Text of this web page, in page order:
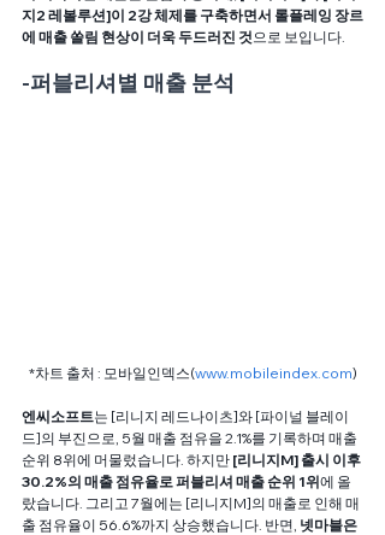
지2 레볼루션]이 2강 체제를 구축하면서 롤플레잉 장르
에 매출 쏠림 현상이 더욱 두드러진 것으로 보입니다.
-퍼블리셔별 매출 분석
*차트 출처 : 모바일인덱스(www.mobileindex.com)
엔씨소프트는 [리니지 레드나이츠]와 [파이널 블레이
드]의 부진으로, 5월 매출 점유을 2.1%를 기록하며 매출
순위 8위에 머물렀습니다. 하지만 [리니지M] 출시 이후
30.2%의 매출 점유율로 퍼블리셔 매출 순위 1위에 올
랐습니다. 그리고 7월에는 [리니지M]의 매출로 인해 매
출 점유율이 56.6%까지 상승했습니다. 반면, 넷마블은